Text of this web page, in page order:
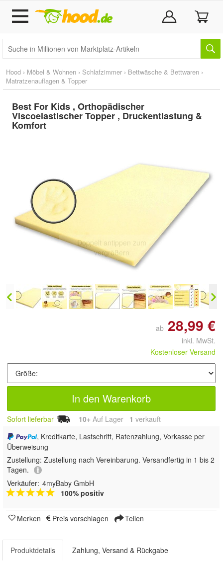
Hood › Möbel & Wohnen › Schlafzimmer › Bettwäsche & Bettwaren ›
Matratzenauflagen & Topper
Best For Kids , Orthopädischer
Viscoelastischer Topper , Druckentlastung &
Komfort
Doppelt antippen zum
vergrößern
ab 28,99 €
inkl. MwSt.
Kostenloser Versand
In den Warenkorb
Sofort lieferbar 10+ Auf Lager 1 verkauft
, Kreditkarte, Lastschrift, Ratenzahlung, Vorkasse per
Überweisung
Zustellung: Zustellung nach Vereinbarung. Versandfertig in 1 bis 2
Tagen.
Verkäufer: 4myBaby GmbH
100% positiv
Merken Preis vorschlagen Teilen
Produktdetails Zahlung, Versand & Rückgabe